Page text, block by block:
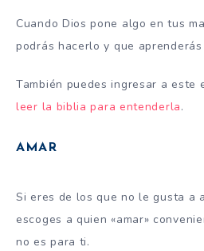
Cuando Dios pone algo en tus
podrás hacerlo y que
También puedes ingresar a este
leer la biblia para entenderla.
AMAR
Si eres de los que no le gusta a
escoges a quien «amar»
no es para ti.